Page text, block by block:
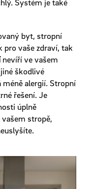
Systém je také
byt, stropní
pro vaše zdraví, tak
nevíří ve vašem
škodlivé
méně alergií. Stropní
řešení. Je
úplně
stropě,